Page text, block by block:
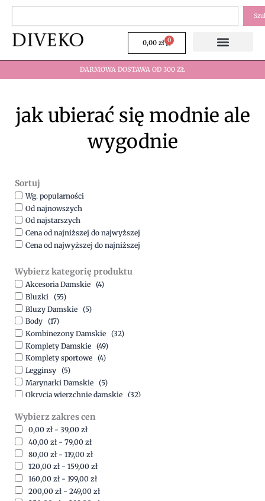
Przejdź
treści
0,00 zł 0
Wózek
DARMOWA DOSTAWA OD 300 ZŁ
jak ubierać się modnie ale
wygodnie
Sortuj
Wg. popularności
Od najnowszych
Od najstarszych
Cena od najniższej do najwyższej
Cena od najwyższej do najniższej
Wybierz kategorię produktu
Akcesoria Damskie (4)
Bluzki (55)
Bluzy Damskie (5)
Body (17)
Kombinezony Damskie (32)
Komplety Damskie (49)
Komplety sportowe (4)
Legginsy (5)
Marynarki Damskie (5)
Okrycia wierzchnie damskie (32)
Spodnie (15)
Sukienki (41)
Swetry Damskie (19)
Szorty (7)
Wybierz zakres cen
0,00 zł - 39,00 zł
40,00 zł - 79,00 zł
80,00 zł - 119,00 zł
120,00 zł - 159,00 zł
160,00 zł - 199,00 zł
200,00 zł - 249,00 zł